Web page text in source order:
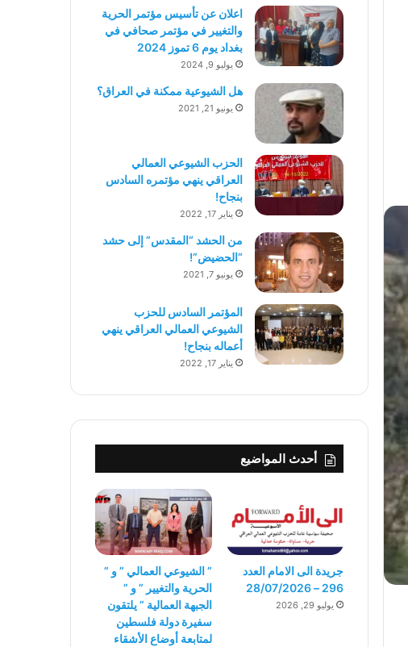
اعلان عن تأسيس مؤتمر الحرية
والتغيير في مؤتمر صحافي في
بغداد يوم 6 تموز 2024
يوليو 9, 2024
هل الشيوعية ممكنة في العراق؟
يونيو 21, 2021
الحزب الشيوعي العمالي
العراقي ينهي مؤتمره السادس
بنجاح!
يناير 17, 2022
من الحشد “المقدس” إلى حشد
“الحضيض”!
يونيو 7, 2021
المؤتمر السادس للحزب
الشيوعي العمالي العراقي ينهي
أعماله بنجاح!
يناير 17, 2022
أحدث المواضيع
جريدة الى الامام العدد
296 – 28/07/2026
يوليو 29, 2026
” الشيوعي العمالي ” و ”
الحرية والتغيير ” و ”
الجبهة العمالية ” يلتقون
سفيرة دولة فلسطين
لمتابعة أوضاع الأشقاء